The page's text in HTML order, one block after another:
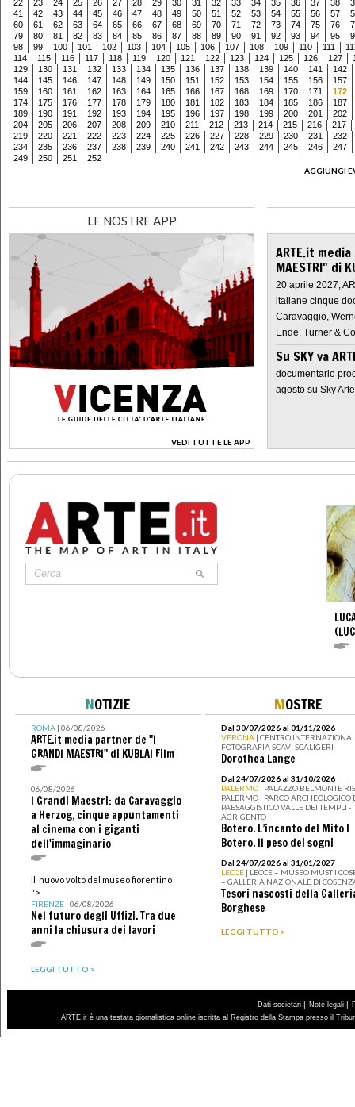
22 23 24 25 26 27 28 29 30 31 32 33 34 35 36 37 38
41
42 43 44 45 46 47 48 49 50 51 52 53 54 55 56 57
60
61 62 63 64 65 66 67 68 69 70 71 72 73 74 75 76
79
80 81 82 83 84 85 86 87 88 89 90 91 92 93 94 95
98
99 100 101 102 103 104 105 106 107 108 109 110 111
114
115 116 117 118 119 120 121 122 123 124 125 126 127
129
130 131 132 133 134 135 136 137 138 139 140 141
142
144
145 146 147 148 149 150 151 152 153 154 155 156
157
159
160 161 162 163 164 165 166 167 168 169 170 171
172
174
175 176 177 178 179 180 181 182 183 184 185 186
187
189
190 191 192 193 194 195 196 197 198 199 200 201
202
204
205 206 207 208 209 210 211 212 213 214 215 216
217
219
220 221 222 223 224 225 226 227 228 229 230 231
232
234
235 236 237 238 239 240 241 242 243 244 245 246
247
249
250 251
252
AGGIUNGI
LE NOSTRE APP
VEDI TUTTE LE APP
>
ARTE.it
MAESTRI" di
20 aprile 2027,
italiane cinque
Caravaggio,
Ende, Turner &
Su SKY va
documentario
agosto su Sky Arte
NOTIZIE
ROMA| 06/08/2026
ARTE.it media partner de "I
GRANDI MAESTRI" di KUBLAI Film
06/08/2026
I Grandi Maestri: da Caravaggio
a Herzog, cinque appuntamenti
al cinema con i giganti
dell'immaginario
Il nuovo volto del museo fiorentino
">
FIRENZE| 06/08/2026
Nel futuro degli Uffizi. Tra due
anni la chiusura dei lavori
LEGGI TUTTO >
MOSTRE
Dal 30/07/2026 al 01/11/2026
VERONA | CENTRO
FOTOGRAFIA SCAVI SCALIGERI
Dorothea Lange
Dal 24/07/2026 al 31/10/2026
PALERMO | PALAZZO BELMONTE
PALERMO I PARCO ARCHEOLOGICO
PAESAGGISTICO VALLE DEI TEMPLI -
AGRIGENTO
Botero. L’incanto del Mito I
Botero. Il peso dei sogni
Dal 24/07/2026 al 31/01/2027
LECCE | LECCE – MUSEO MUST I
– GALLERIA NAZIONALE DI
Tesori nascosti della
Borghese
LEGGI TUTTO >
Dati societari | Note legali |
ARTE.it è una testata giornalistica online iscritta al Registro della Stampa presso il